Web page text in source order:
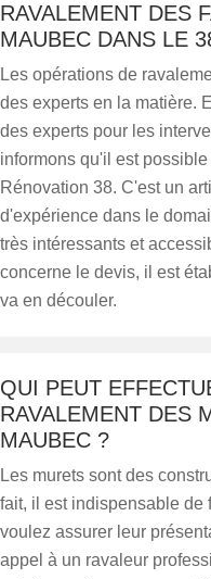
RAVALEMENT DES
MAUBEC DANS LE
Les opérations de
des experts en la matière.
des experts pour les
informons qu'il est
Rénovation 38. C'est un
d'expérience dans le
très intéressants et
concerne le devis, il est
va en découler.
QUI PEUT
RAVALEMENT DES
MAUBEC ?
Les murets sont des
fait, il est indispensable de
voulez assurer leur
appel à un ravaleur